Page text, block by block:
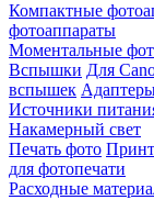
Компактные
фотоаппараты
Моментальные
Вспышки Для
вспышек
Источники
Накамерный свет
Печать фото
для фотопечати
Расходные